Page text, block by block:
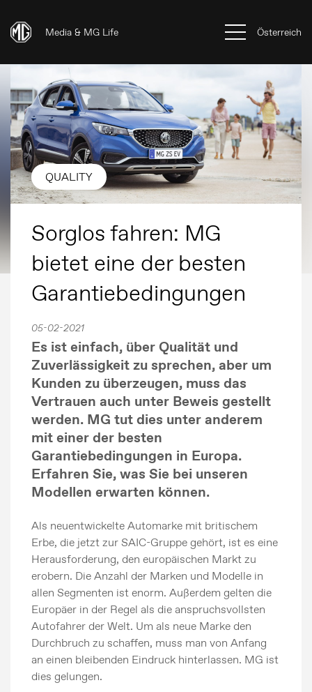
Media & MG Life Österreich
QUALITY
Sorglos fahren: MG
bietet eine der besten
Garantiebedingungen
05-02-2021
Es ist einfach, über Qualität und
Zuverlässigkeit zu sprechen, aber um
Kunden zu überzeugen, muss das
Vertrauen auch unter Beweis gestellt
werden. MG tut dies unter anderem
mit einer der besten
Garantiebedingungen in Europa.
Erfahren Sie, was Sie bei unseren
Modellen erwarten können.
Als neuentwickelte Automarke mit britischem
Erbe, die jetzt zur SAIC-Gruppe gehört, ist es eine
Herausforderung, den europäischen Markt zu
erobern. Die Anzahl der Marken und Modelle in
allen Segmenten ist enorm. Außerdem gelten die
Europäer in der Regel als die anspruchsvollsten
Autofahrer der Welt. Um als neue Marke den
Durchbruch zu schaffen, muss man von Anfang
an einen bleibenden Eindruck hinterlassen. MG ist
dies gelungen.